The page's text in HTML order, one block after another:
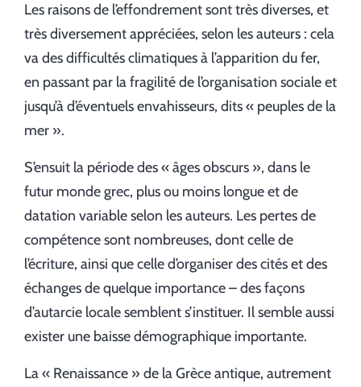
Les raisons de l’effondrement sont très diverses, et
très diversement appréciées, selon les auteurs : cela
va des difficultés climatiques à l’apparition du fer,
en passant par la fragilité de l’organisation sociale et
jusqu’à d’éventuels envahisseurs, dits « peuples de la
mer ».
S’ensuit la période des « âges obscurs », dans le
futur monde grec, plus ou moins longue et de
datation variable selon les auteurs. Les pertes de
compétence sont nombreuses, dont celle de
l’écriture, ainsi que celle d’organiser des cités et des
échanges de quelque importance – des façons
d’autarcie locale semblent s’instituer. Il semble aussi
exister une baisse démographique importante.
La « Renaissance » de la Grèce antique, autrement